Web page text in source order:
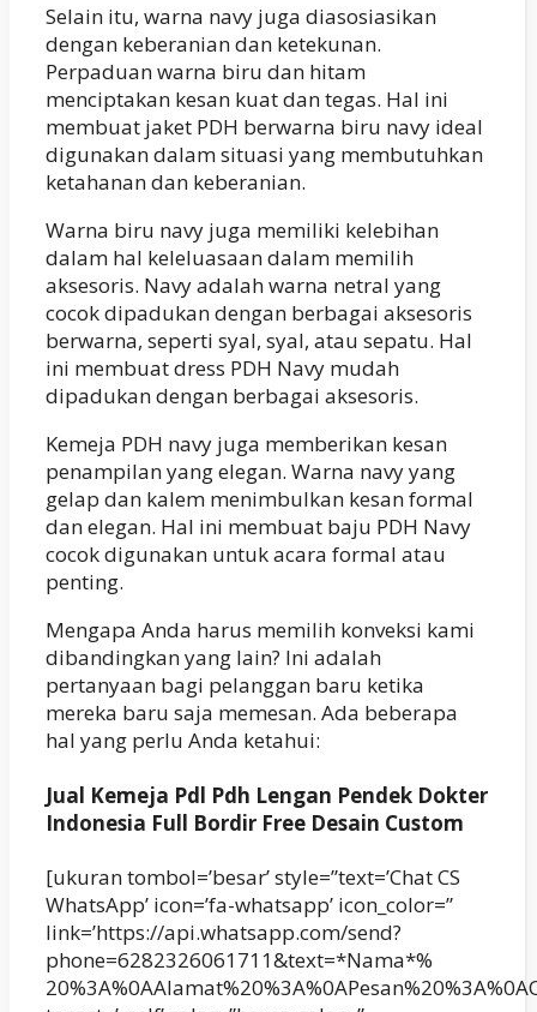
Selain itu, warna navy juga diasosiasikan
dengan keberanian dan ketekunan.
Perpaduan warna biru dan hitam
menciptakan kesan kuat dan tegas. Hal ini
membuat jaket PDH berwarna biru navy ideal
digunakan dalam situasi yang membutuhkan
ketahanan dan keberanian.
Warna biru navy juga memiliki kelebihan
dalam hal keleluasaan dalam memilih
aksesoris. Navy adalah warna netral yang
cocok dipadukan dengan berbagai aksesoris
berwarna, seperti syal, syal, atau sepatu. Hal
ini membuat dress PDH Navy mudah
dipadukan dengan berbagai aksesoris.
Kemeja PDH navy juga memberikan kesan
penampilan yang elegan. Warna navy yang
gelap dan kalem menimbulkan kesan formal
dan elegan. Hal ini membuat baju PDH Navy
cocok digunakan untuk acara formal atau
penting.
Mengapa Anda harus memilih konveksi kami
dibandingkan yang lain? Ini adalah
pertanyaan bagi pelanggan baru ketika
mereka baru saja memesan. Ada beberapa
hal yang perlu Anda ketahui:
Jual Kemeja Pdl Pdh Lengan Pendek Dokter
Indonesia Full Bordir Free Desain Custom
[ukuran tombol=’besar’ style=”text=’Chat CS
WhatsApp’ icon=’fa-whatsapp’ icon_color=”
link=’https://api.whatsapp.com/send?
phone=6282326061711&text=*Nama*%